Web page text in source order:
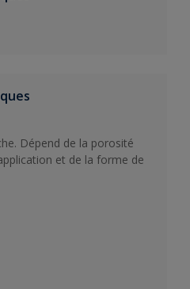
Dépend de la porosité
et de la forme de